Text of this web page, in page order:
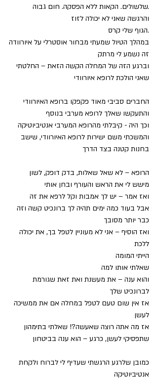
.שלשולים. הקאות ללא הפסקה. חום גבוה
והרגשה שאני לא יכולה לזוז
.הגוף שלי קרס
במהלך הטיול שמעתי מבחור אוסטרלי על איורוודה
זה נשמע לי מרתק
וברגע הזה של המחלה הקשה הזאת – החלטתי
שאני הולכת לרופא איורוודי
החברים סביבי מאוד פקפקו ברופא האיורוודי
והתעקשו שאלך לרופא מערבי בנוסף
וכך היה - קיבלתי מהרופא המערבי אנטיביוטיקה
והמשכתי משם ישירות לרופא האיורוודי, שישב
בחנות קטנה בצד הדרך
הרופא – לא שאל שאלות, בדק דופק, לשון
מישש לי את הראש והעורף ובחן אותי
ואז אמר – יש לך אמבות וקל לרפא את זה
אבל בעוד כמה ימים תהיה לך ברונכיט קשה וזה
כבר יותר מסובך
ואז הוסיף – אני לא מעוניין לטפל בך, את יכולה
ללכת
הייתי המומה
שאלתי אותו למה
והוא ענה – את מעשנת ואת זאת שגורמת
לברונכיט שלך
אז אין שום טעם לטפל במחלה אם את ממשיכה
לעשן
אז מה אתה רוצה שאעשה?! שאלתי בתימהון
שתפסיקי לעשן, כרגע – הוא ענה בביטחון
כמובן שלרגע הרגשתי שעדיף לי לברוח ולקחת
אנטיביוטיקה